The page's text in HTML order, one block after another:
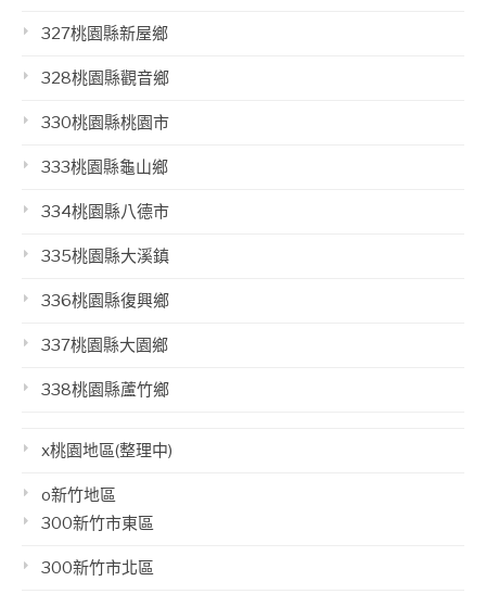
327桃園縣新屋鄉
328桃園縣觀音鄉
330桃園縣桃園市
333桃園縣龜山鄉
334桃園縣八德市
335桃園縣大溪鎮
336桃園縣復興鄉
337桃園縣大園鄉
338桃園縣蘆竹鄉
x桃園地區(整理中)
o新竹地區
300新竹市東區
300新竹市北區